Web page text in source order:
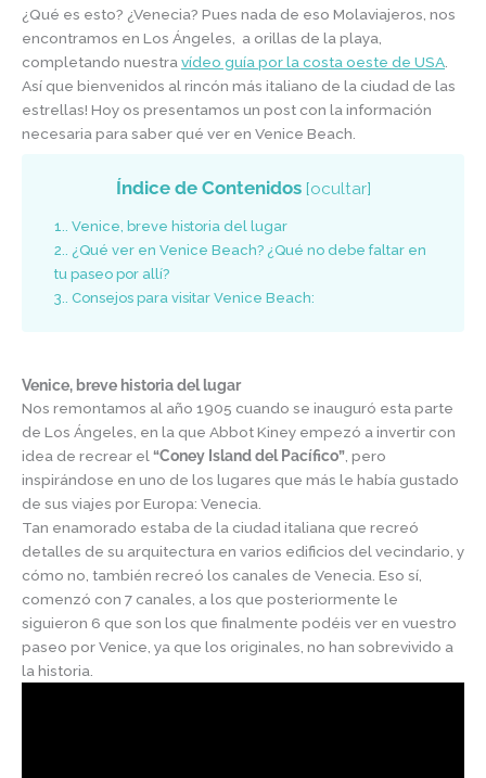
¿Qué es esto? ¿Venecia? Pues nada de eso Molaviajeros, nos
encontramos en Los Ángeles, a orillas de la playa,
completando nuestra vídeo guía por la costa oeste de USA
Así que bienvenidos al rincón más italiano de la ciudad de las
estrellas! Hoy os presentamos un post con la información
necesaria para saber qué ver en Venice Beach.
Índice de Contenidos [ocultar]
1.
Venice, breve historia del lugar
2.
¿Qué ver en Venice Beach? ¿Qué no debe faltar en
tu paseo por allí?
3.
Consejos para visitar Venice Beach:
Venice, breve historia del lugar
Nos remontamos al año 1905 cuando se inauguró esta parte
de Los Ángeles, en la que Abbot Kiney empezó a invertir con
idea de recrear el “Coney Island del Pacífico” , pero
inspirándose en uno de los lugares que más le había gustado
de sus viajes por Europa: Venecia.
Tan enamorado estaba de la ciudad italiana que recreó
detalles de su arquitectura en varios edificios del vecindario, y
cómo no, también recreó los canales de Venecia. Eso sí,
comenzó con 7 canales, a los que posteriormente le
siguieron 6 que son los que finalmente podéis ver en vuestro
paseo por Venice, ya que los originales, no han sobrevivido a
la historia.